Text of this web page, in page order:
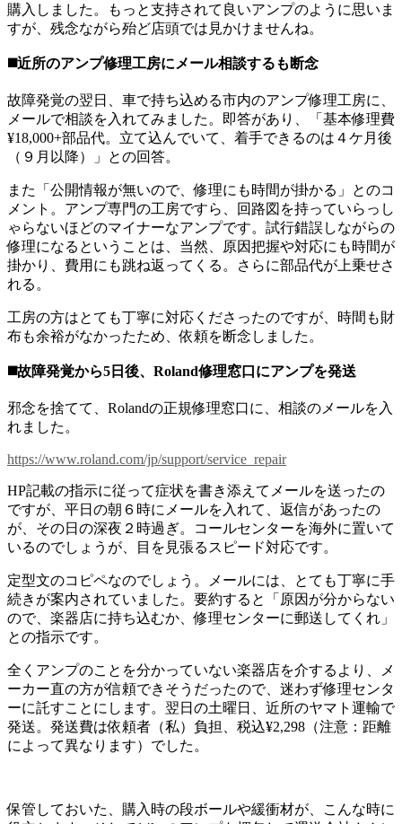
購入しました。もっと支持されて良いアンプのように思いま
すが、残念ながら殆ど店頭では見かけませんね。
◼️近所のアンプ修理工房にメール相談するも断念
故障発覚の翌日、車で持ち込める市内のアンプ修理工房に、
メールで相談を入れてみました。即答があり、「基本修理費
¥18,000+部品代。立て込んでいて、着手できるのは４ケ月後
（９月以降）」との回答。
また「公開情報が無いので、修理にも時間が掛かる」とのコ
メント。アンプ専門の工房ですら、回路図を持っていらっし
ゃらないほどのマイナーなアンプです。試行錯誤しながらの
修理になるということは、当然、原因把握や対応にも時間が
掛かり、費用にも跳ね返ってくる。さらに部品代が上乗せさ
れる。
工房の方はとても丁寧に対応くださったのですが、時間も財
布も余裕がなかったため、依頼を断念しました。
◼️故障発覚から5日後、Roland修理窓口にアンプを発送
邪念を捨てて、Rolandの正規修理窓口に、相談のメールを入
れました。
https://www.roland.com/jp/support/service_repair
HP記載の指示に従って症状を書き添えてメールを送ったの
ですが、平日の朝６時にメールを入れて、返信があったの
が、その日の深夜２時過ぎ。コールセンターを海外に置いて
いるのでしょうが、目を見張るスピード対応です。
定型文のコピペなのでしょう。メールには、とても丁寧に手
続きが案内されていました。要約すると「原因が分からない
ので、楽器店に持ち込むか、修理センターに郵送してくれ」
との指示です。
全くアンプのことを分かっていない楽器店を介するより、メ
ーカー直の方が信頼できそうだったので、迷わず修理センタ
ーに託すことにします。翌日の土曜日、近所のヤマト運輸で
発送。発送費は依頼者（私）負担、税込¥2,298（注意：距離
によって異なります）でした。
保管しておいた、購入時の段ボールや緩衝材が、こんな時に